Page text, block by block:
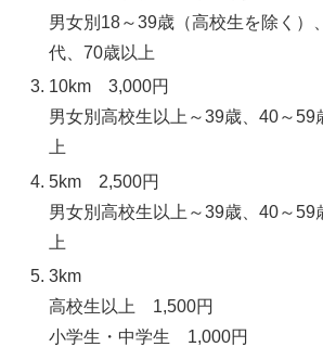
男女別18～39歳（高校生を除く）
代、70歳以上
10km 3,000円
男女別高校生以上～39歳、40～59
上
5km 2,500円
男女別高校生以上～39歳、40～59
上
3km
高校生以上 1,500円
小学生・中学生 1,000円